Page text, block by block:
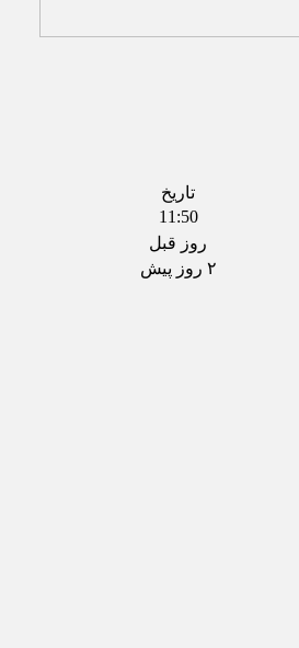
تاریخ
11:50
روز قبل
۲ روز پیش